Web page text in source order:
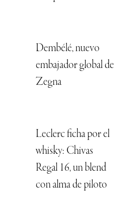
Dembélé, nuevo
embajador global de
Zegna
Leclerc ficha por el
whisky: Chivas
Regal 16, un blend
con alma de piloto